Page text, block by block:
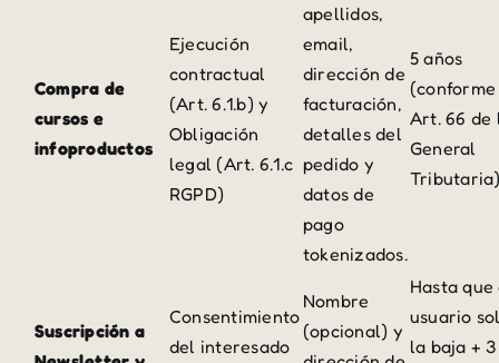
Compra de
cursos e
infoproductos
Ejecución
contractual
(Art. 6.1.b) y
Obligación
legal (Art. 6.1.c
RGPD)
apellidos,
email,
dirección de
facturación,
detalles del
pedido y
datos de
pago
tokenizados.
5 años
Art. 66 de
General
Suscripción a
Consentimiento
del interesado
Nombre
(opcional) y
Hasta que
usuario
la baja +